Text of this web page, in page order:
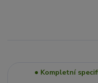
Kompletní